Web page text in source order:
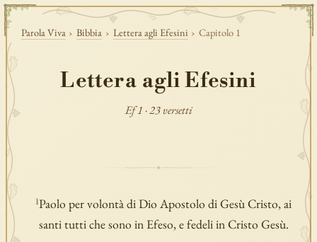
Parola Viva › Bibbia › Lettera agli Efesini › Capitolo 1
Lettera agli Efesini
Ef 1 · 23 versetti
1Paolo per volontà di Dio Apostolo di Gesù Cristo, ai
santi tutti che sono in Efeso, e fedeli in Cristo Gesù.